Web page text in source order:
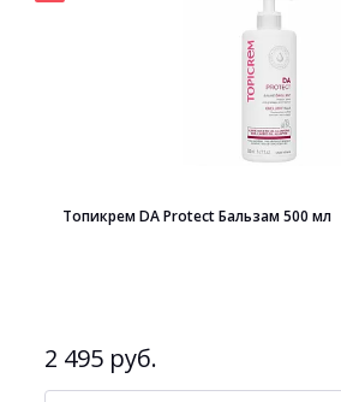
Топикрем DA Protect Бальзам 500 мл
2 495 руб.